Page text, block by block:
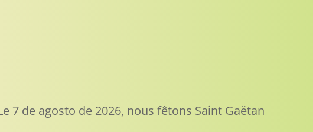
7 de agosto de 2026, nous fêtons Saint Gaëtan